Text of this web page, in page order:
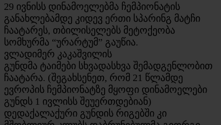
29 ივნისს დინამოელებმა ჩემპიონატის
განახლებამდე კიდევ ერთი სპარინგ მატჩი
ჩაატარეს, თბილისელებს მეტოქეობა
სომხურმა “ურარტუმ” გაუწია.
ვლადიმერ კაკაშვილის
გუნდმა ტაიმები სხვადასხვა შემადგენლობით
ჩაატარა. (შეგახსენეთ, რომ 21 წლამდე
ევროპის ჩემპიონატზე მყოფი დინამოელები
გუნდს 1 ივლისს შეუერთდებიან)
დედაქალაქური გუნდის რიგებში კი